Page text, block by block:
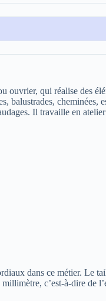
ouvrier, qui réalise des
balustrades,
Il travaille en
dans ce métier.
c’est-à-dire de